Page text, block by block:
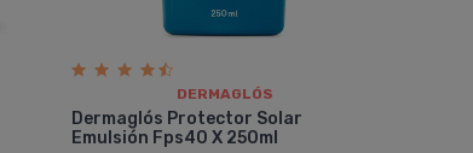
DERMAGLÓS
Dermaglós Protector Solar
Emulsión Fps40 X 250ml